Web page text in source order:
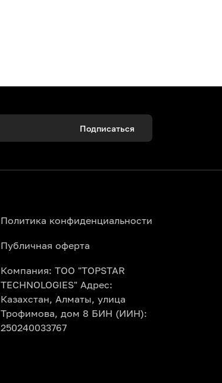
Подписаться
Политика конфиденциальности
Публичная оферта
Компания: ТОО "TOPSTAR
TECHNOLOGIES" Адрес:
Казахстан, Алматы, улица
Трофимова, дом 8 БИН (ИИН):
250240033767